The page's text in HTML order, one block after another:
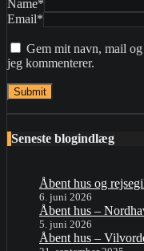
Name*
Email*
Gem mit navn, mail
jeg kommenterer.
Seneste blogindlæg
Åbent hus og
6. juni 2026
Åbent hus –
5. juni 2026
Åbent hus –